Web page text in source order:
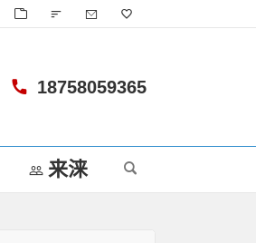
18758059365
来涞